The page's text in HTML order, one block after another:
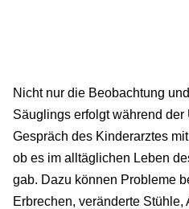
Nicht nur die Beobachtung
Säuglings erfolgt während
Gespräch des Kinderarztes
ob es im alltäglichen Leben
gab. Dazu können Probleme
Erbrechen, veränderte